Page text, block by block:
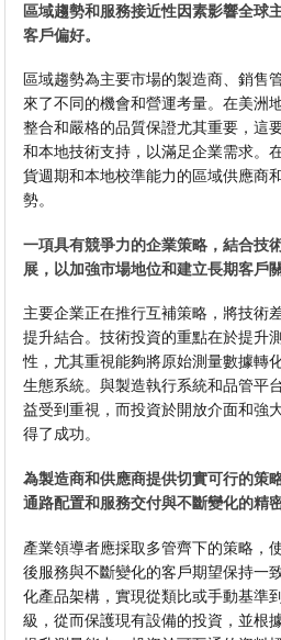
區域趨勢和服務接近性因素影響全球
客戶偏好。
區域趨勢為主要市場的製造商、銷售
來了不同的機會和營運考量。在美洲
整合和嚴格的品質保證尤其重要，這
和本地技術支持，以滿足企業需求。
貨週期和本地校準能力的區域供應商
勢。
一項具有競爭力的企業策略，結合技
展，以加強市場地位和建立長期客戶關
主要企業正在推行互補策略，將技術
提升結合。技術投資的重點在於提升
性，尤其重視能夠將原始測量數據轉
生態系統。與製造執行系統和品管平
益受到重視，而投資於開放介面和強
得了成功。
為製造商和供應商提供切實可行的策
通路配置和服務交付與不斷變化的精
產業領導者應採取多管齊下的策略，
後服務與不斷變化的客戶期望保持一
化產品架構，實現從類比或手動基準
級，從而保護現有設備的投資，並根